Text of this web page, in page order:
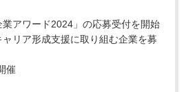
業アワード2024」の応募受付を開始
ャリア形成支援に取り組む企業を募
催